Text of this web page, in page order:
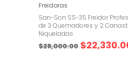
Freidoras
San-Son SS-35 Freidor
de 3 Quemadores y 2
Niqueladas
$28,000.00 $